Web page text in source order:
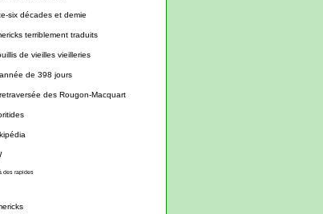
six décades et demie
terriblement traduits
de vieilles vieilleries
de 398 jours
des Rougon-Macquart
des rapides